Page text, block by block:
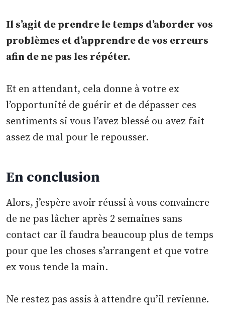
Il s’agit de prendre le temps d’aborder vos
problèmes et d’apprendre de vos erreurs
afin de ne pas les répéter.
Et en attendant, cela donne à votre ex
l’opportunité de guérir et de dépasser ces
sentiments si vous l’avez blessé ou avez fait
assez de mal pour le repousser.
En conclusion
Alors, j’espère avoir réussi à vous convaincre
de ne pas lâcher après 2 semaines sans
contact car il faudra beaucoup plus de temps
pour que les choses s’arrangent et que votre
ex vous tende la main.
Ne restez pas assis à attendre qu’il revienne.